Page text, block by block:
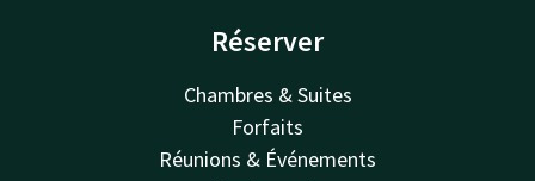
Réserver
Chambres & Suites
Forfaits
Réunions & Événements